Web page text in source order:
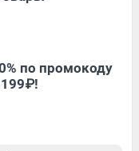
по промокоду